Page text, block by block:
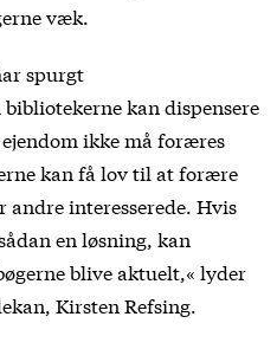
væk.
spurgt
kan dispensere
ikke må foræres
kan få lov til at forære
andre interesserede. Hvis
en løsning, kan
blive aktuelt,« lyder
Kirsten Refsing.